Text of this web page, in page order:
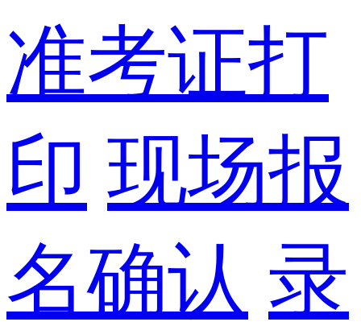
准考证打
印 现场报
名确认 录